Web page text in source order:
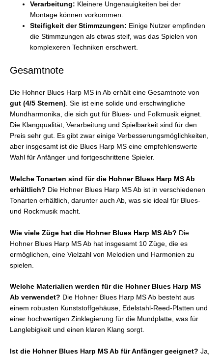
Verarbeitung: Kleinere Ungenauigkeiten bei der
Montage können vorkommen.
Steifigkeit der Stimmzungen: Einige Nutzer empfinden
die Stimmzungen als etwas steif, was das Spielen von
komplexeren Techniken erschwert.
Gesamtnote
Die Hohner Blues Harp MS in Ab erhält eine Gesamtnote von
gut (4/5 Sternen) . Sie ist eine solide und erschwingliche
Mundharmonika, die sich gut für Blues- und Folkmusik eignet.
Die Klangqualität, Verarbeitung und Spielbarkeit sind für den
Preis sehr gut. Es gibt zwar einige Verbesserungsmöglichkeiten,
aber insgesamt ist die Blues Harp MS eine empfehlenswerte
Wahl für Anfänger und fortgeschrittene Spieler.
Welche Tonarten sind für die Hohner Blues Harp MS Ab
erhältlich? Die Hohner Blues Harp MS Ab ist in verschiedenen
Tonarten erhältlich, darunter auch Ab, was sie ideal für Blues-
und Rockmusik macht.
Wie viele Züge hat die Hohner Blues Harp MS Ab? Die
Hohner Blues Harp MS Ab hat insgesamt 10 Züge, die es
ermöglichen, eine Vielzahl von Melodien und Harmonien zu
spielen.
Welche Materialien werden für die Hohner Blues Harp MS
Ab verwendet? Die Hohner Blues Harp MS Ab besteht aus
einem robusten Kunststoffgehäuse, Edelstahl-Reed-Platten und
einer hochwertigen Zinklegierung für die Mundplatte, was für
Langlebigkeit und einen klaren Klang sorgt.
Ist die Hohner Blues Harp MS Ab für Anfänger geeignet? Ja,